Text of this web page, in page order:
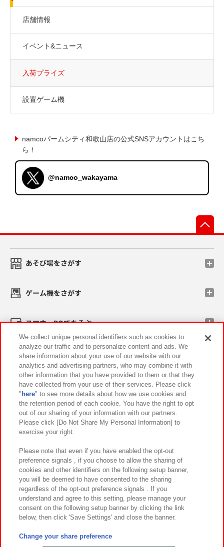
店舗情報
イベント&ニュース
入荷プライズ
設置ゲーム機
namcoパームシティ和歌山店の公式SNSアカウントはこち
ら！
@namco_wakayama
あそび場をさがす
ゲーム機をさがす
スマホ・PCであそぶ
イベント・キャンペーン
関連会社 サステナビリティ サイトポリシー
プライバシーポリシー ウェブアクセシビリティ方針と検証結果
お取引先さまとともに
カスタマーハラスメント対応方針 よくあるご質問・お問い合わせ
©Bandai Namco Amusement Inc.
©Bandai Namco Amusement Lab Inc.
We collect unique personal identifiers such as cookies to
analyze our traffic and to personalize content and ads. We
share information about your use of our website with our
analytics and advertising partners, who may combine it with
other information that you have provided to them or that they
have collected from your use of their services. Please click
" here" to see more details about how we use cookies and
the retention period of each cookie. You have the right to opt
out of our sharing of your information with our partners.
Please click [Do Not Share My Personal Information] to
exercise your right.
Please note that even if you have enabled the opt-out
preference signals , if you choose to allow the sharing of
cookies and other identifiers on the following setup banner,
you will be deemed to have consented to the sharing
regardless of the opt-out preference signals . If you
understand and agree to this setting, please manage your
consent on the following setup banner by clicking the link
below, then click 'Save Settings' and close the banner.
Change your share preference